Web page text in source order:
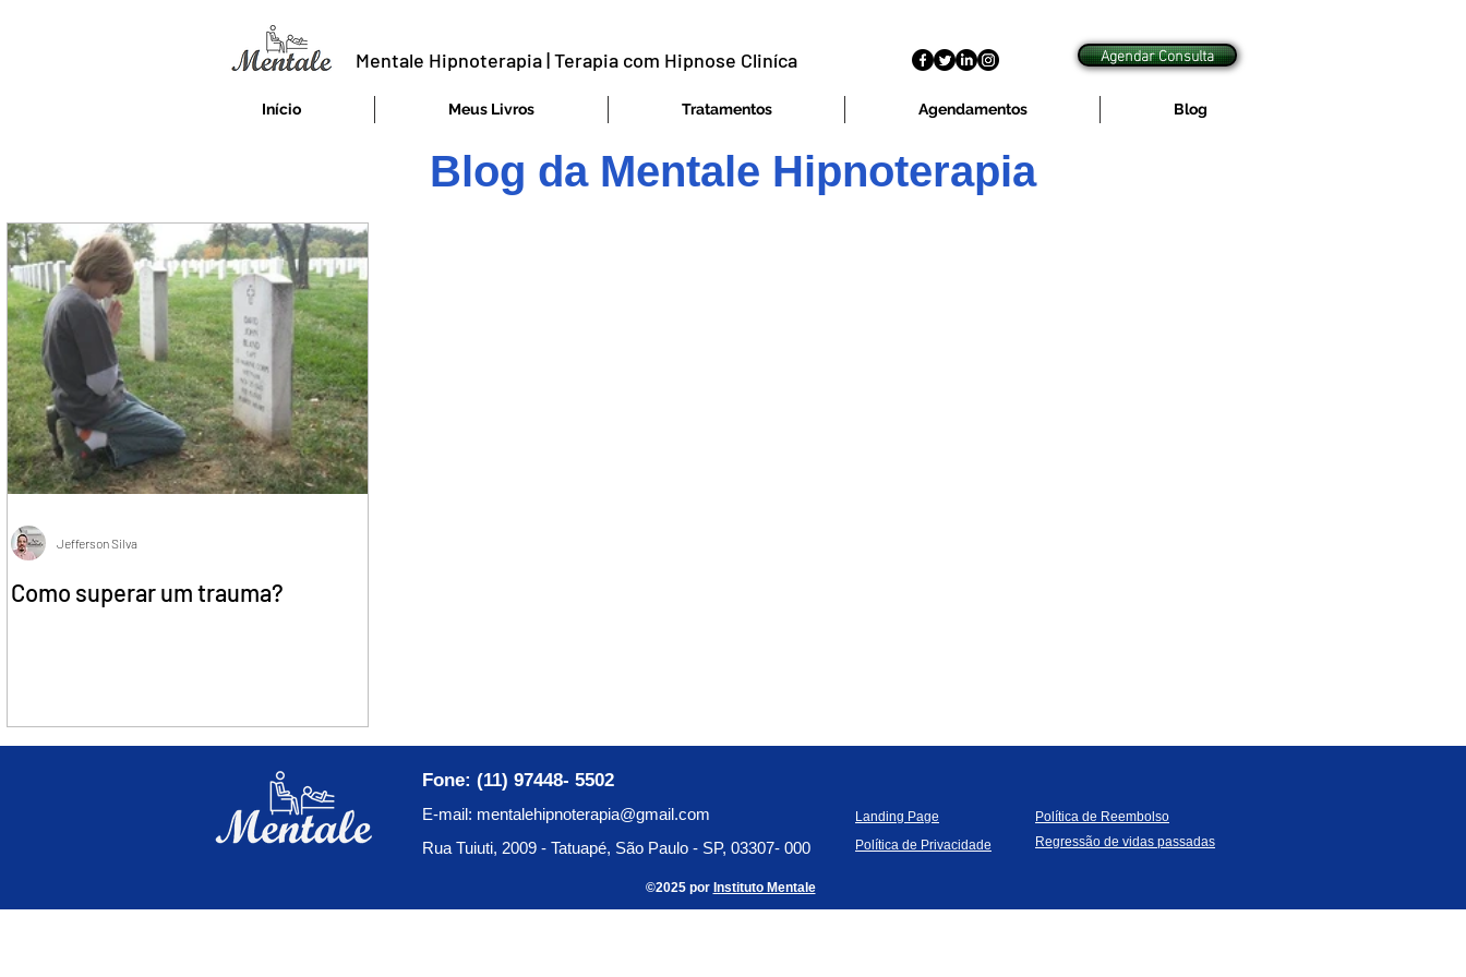
Mentale Hipnoterapia | Terapia com Hipnose Cliníca Agendar Consulta
Início Meus Livros Tratamentos Agendamentos Blog
Blog da Mentale Hipnoterapia
Como superar um trauma?
Jefferson Silva
Fone: (11) 97448- 5502
E-mail: mentalehipnoterapia@gmail.com
Rua Tuiuti, 2009 - Tatuapé, São Paulo - SP, 03307- 000
©2025 por Instituto Mentale
Landing Page
Política de Reembolso
Política de Privacidade
Regressão de vidas passadas